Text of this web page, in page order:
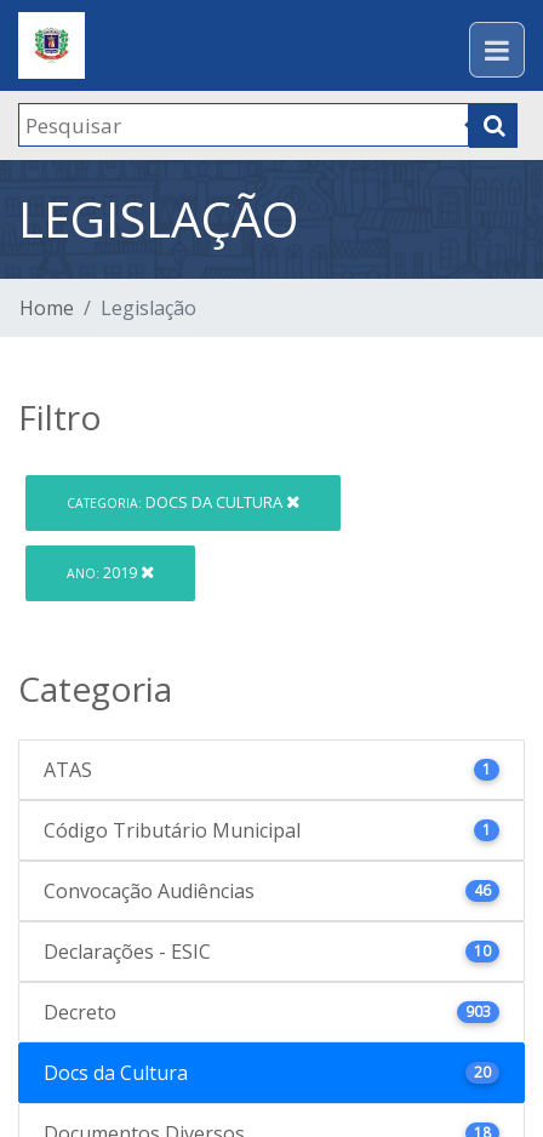
LEGISLAÇÃO
Home Legislação
Filtro
CATEGORIA: DOCS DA CULTURA
ANO: 2019
Categoria
ATAS 1
Código Tributário Municipal 1
Convocação Audiências 46
Declarações - ESIC 10
Decreto 903
Docs da Cultura 20
18